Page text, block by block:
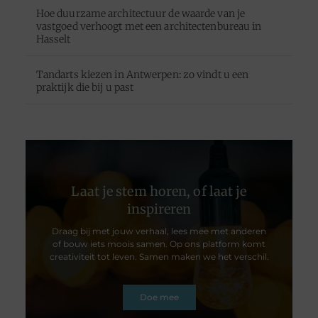
Hoe duurzame architectuur de waarde van je
vastgoed verhoogt met een architectenbureau in
Hasselt
Tandarts kiezen in Antwerpen: zo vindt u een
praktijk die bij u past
Laat je stem horen, of laat je
inspireren
Draag bij met jouw verhaal, lees mee met anderen
of bouw iets moois samen. Op ons platform komt
creativiteit tot leven. Samen maken we het verschil.
Doe mee